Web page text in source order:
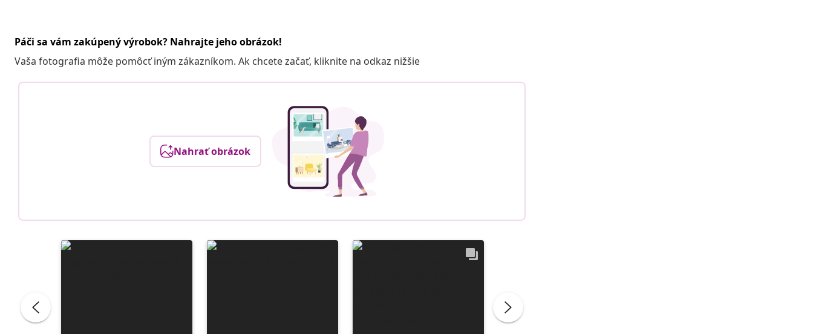
Páči sa vám zakúpený výrobok? Nahrajte jeho obrázok!
Vaša fotografia môže pomôcť iným zákazníkom. Ak chcete začať, kliknite na odkaz nižšie
Nahrať obrázok